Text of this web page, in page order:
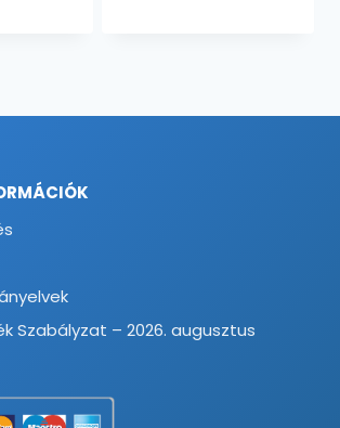
Szabályzat – 2026. augusztus